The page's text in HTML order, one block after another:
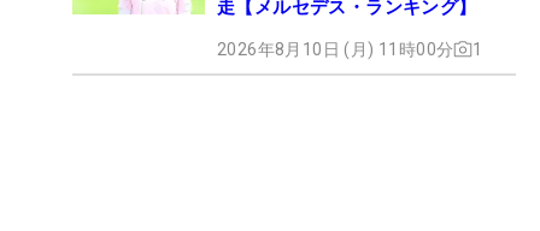
走【メルセデス・ランキング】
2026年8月10日 (月) 11時00分 1